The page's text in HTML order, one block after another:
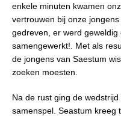
enkele minuten kwamen
vertrouwen bij onze
gedreven, er werd
samengewerkt!. Met als
de jongens van Saestum
zoeken moesten.
Na de rust ging de
samenspel. Seastum kreeg